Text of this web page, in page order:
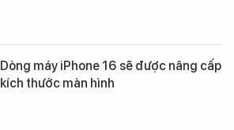
Dòng máy iPhone 16 sẽ được nâng cấp
kích thước màn hình